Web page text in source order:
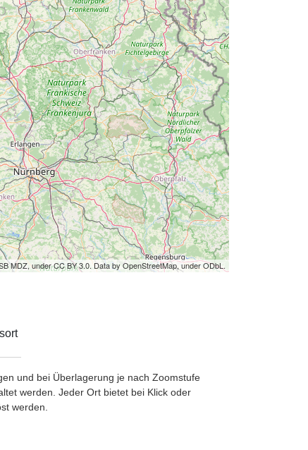
MDZ, under CC BY 3.0. Data by OpenStreetMap, under ODbL.
und bei Überlagerung je nach Zoomstufe
werden. Jeder Ort bietet bei Klick oder
werden.